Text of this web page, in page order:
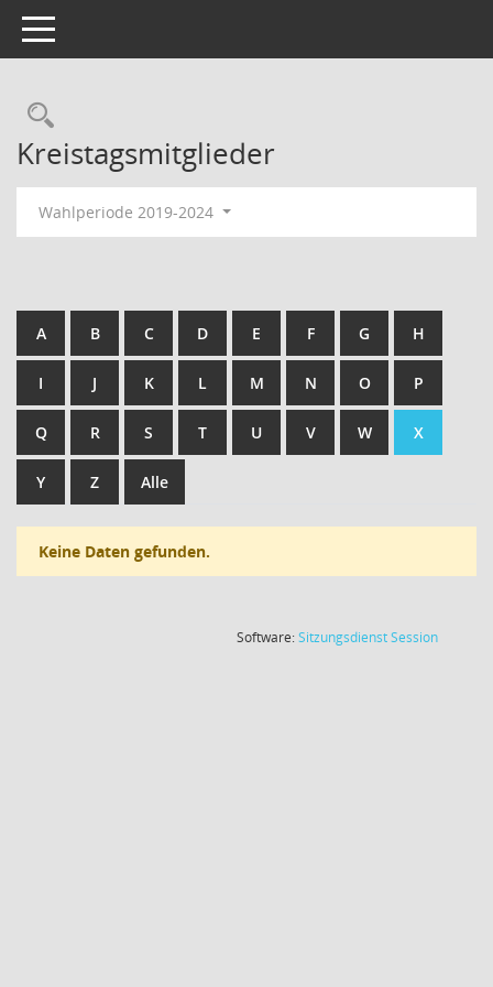
Toggle navigation
Kreistagsmitglieder
Wahlperiode 2019-2024
A B C D E F G H
I J K L M N O P
Q R S T U V W X
Y Z Alle
Keine Daten gefunden.
Software:SitzungsdienstSession(Wird in